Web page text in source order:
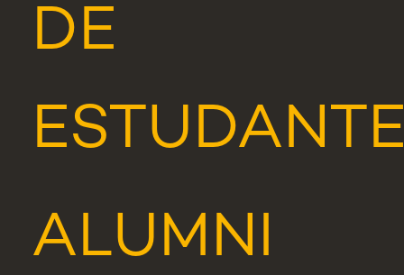
DE
ALUMNI